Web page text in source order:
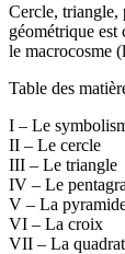
Cercle, triangle,
géométrique est
le macrocosme
Table des
I – Le
II – Le cercle
III – Le triangle
IV – Le
V – La
VI – La croix
VII – La